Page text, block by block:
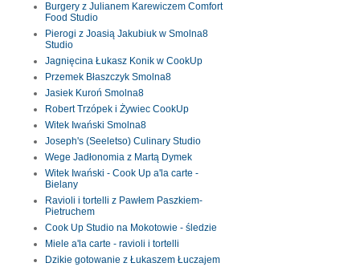
Burgery z Julianem Karewiczem Comfort
Food Studio
Pierogi z Joasią Jakubiuk w Smolna8
Studio
Jagnięcina Łukasz Konik w CookUp
Przemek Błaszczyk Smolna8
Jasiek Kuroń Smolna8
Robert Trzópek i Żywiec CookUp
Witek Iwański Smolna8
Joseph's (Seeletso) Culinary Studio
Wege Jadłonomia z Martą Dymek
Witek Iwański - Cook Up a'la carte -
Bielany
Ravioli i tortelli z Pawłem Paszkiem-
Pietruchem
Cook Up Studio na Mokotowie - śledzie
Miele a'la carte - ravioli i tortelli
Dzikie gotowanie z Łukaszem Łuczajem